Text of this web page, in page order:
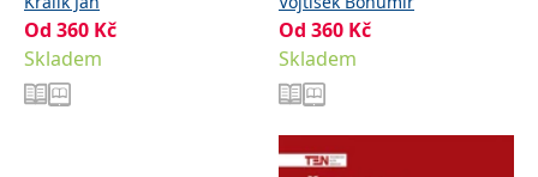
Od 360 Kč
Skladem
Od 360 Kč
Skladem